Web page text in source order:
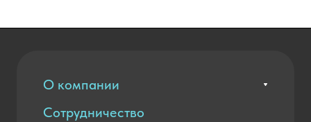
О компании
Вакансии
Сотрудничество